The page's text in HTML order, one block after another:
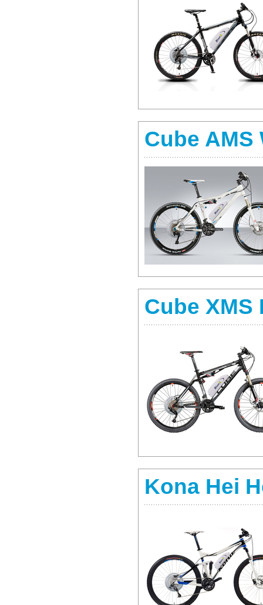
Cube AMS
Cube XMS
Kona Hei